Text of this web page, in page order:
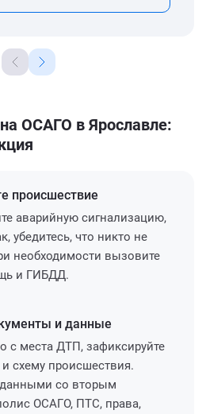
ОСАГО в Ярославле:
происшествие
аварийную сигнализацию,
убедитесь, что никто не
необходимости вызовите
и ГИБДД.
и данные
с места ДТП, зафиксируйте
схему происшествия.
со вторым
ОСАГО, ПТС, права,